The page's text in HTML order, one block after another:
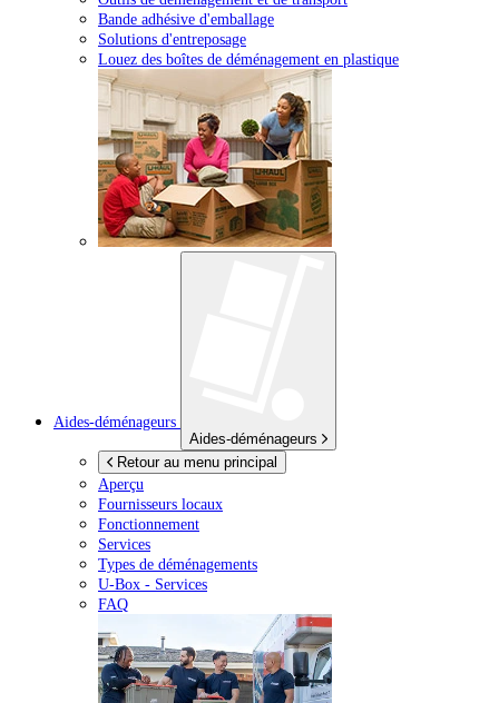
Bande adhésive d'emballage
Solutions d'entreposage
Louez des boîtes de déménagement en plastique
Aides-déménageurs
Aides-déménageurs
Retour au menu principal
Aperçu
Fournisseurs locaux
Fonctionnement
Services
Types de déménagements
U-Box - Services
FAQ